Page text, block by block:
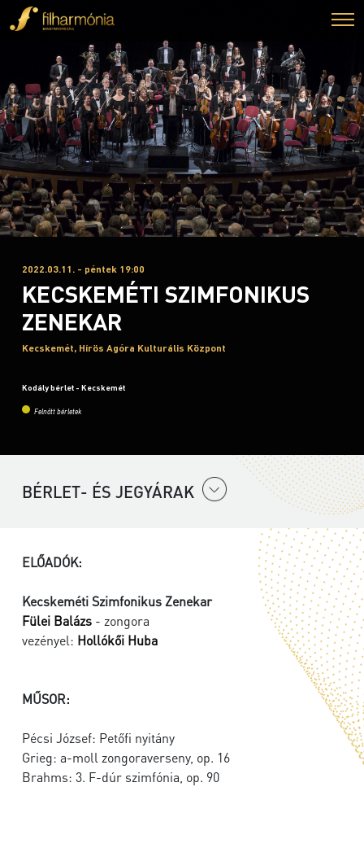
2022.03.11. - péntek 19:00
KECSKEMÉTI SZIMFONIKUS
ZENEKAR
Kecskemét, Hírös Agóra Kulturális Központ
Kodály bérlet - Kecskemét
Felnőtt bérletek
BÉRLET- ÉS JEGYÁRAK
ELŐADÓK:
Kecskeméti Szimfonikus Zenekar
Fülei Balázs - zongora
vezényel: Hollókői Huba
MŰSOR:
Pécsi József: Petőfi nyitány
Grieg: a-moll zongoraverseny, op. 16
Brahms: 3. F-dúr szimfónia, op. 90